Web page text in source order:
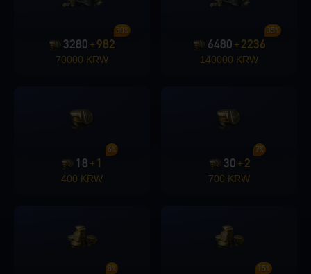
3280 + 982
30%
70000 KRW
6480 + 2236
35%
140000 KRW
18 + 1
6%
400 KRW
30 + 2
7%
700 KRW
8% 15%